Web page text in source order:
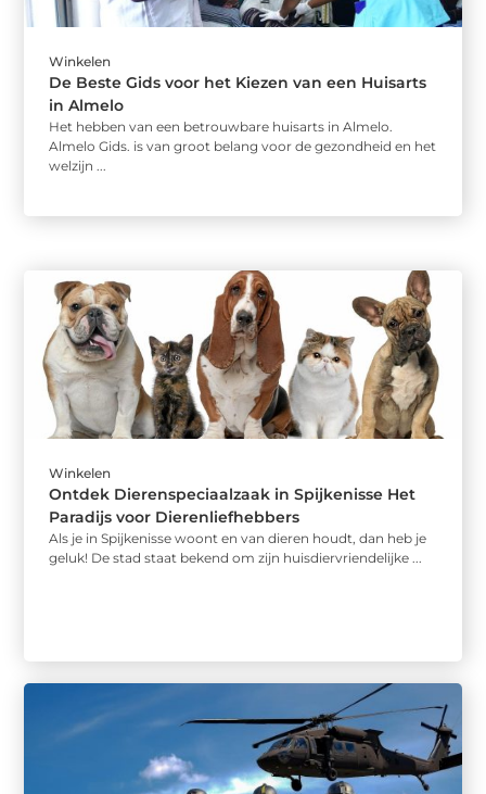
Winkelen
De Beste Gids voor het Kiezen van een Huisarts
in Almelo
Het hebben van een betrouwbare huisarts in Almelo.
Almelo Gids. is van groot belang voor de gezondheid en het
welzijn ...
Winkelen
Ontdek Dierenspeciaalzaak in Spijkenisse Het
Paradijs voor Dierenliefhebbers
Als je in Spijkenisse woont en van dieren houdt, dan heb je
geluk! De stad staat bekend om zijn huisdiervriendelijke ...